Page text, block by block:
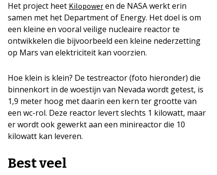
Het project heet Kilopower en de NASA werkt erin
samen met het Department of Energy. Het doel is om
een kleine en vooral veilige nucleaire reactor te
ontwikkelen die bijvoorbeeld een kleine nederzetting
op Mars van elektriciteit kan voorzien.
Hoe klein is klein? De testreactor (foto hieronder) die
binnenkort in de woestijn van Nevada wordt getest, is
1,9 meter hoog met daarin een kern ter grootte van
een wc-rol. Deze reactor levert slechts 1 kilowatt, maar
er wordt ook gewerkt aan een minireactor die 10
kilowatt kan leveren.
Best veel